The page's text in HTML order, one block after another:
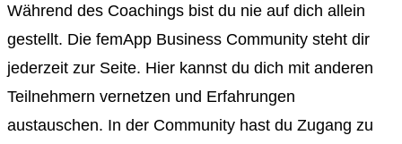
Während des Coachings bist du nie auf dich allein
gestellt. Die femApp Business Community steht dir
jederzeit zur Seite. Hier kannst du dich mit anderen
Teilnehmern vernetzen und Erfahrungen
austauschen. In der Community hast du Zugang zu